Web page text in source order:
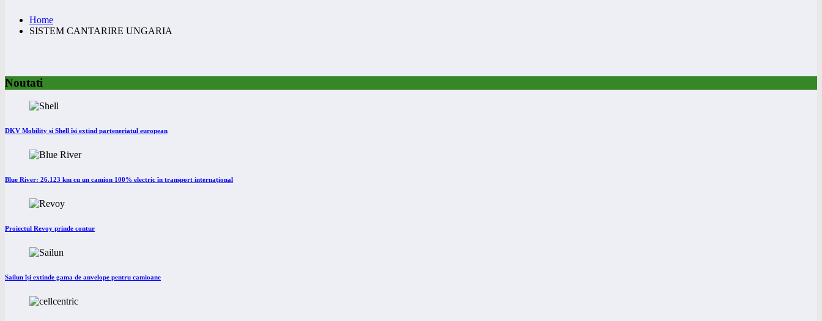
Home
SISTEM CANTARIRE UNGARIA
Noutati
DKV Mobility și Shell își extind parteneriatul european
Blue River: 26.123 km cu un camion 100% electric în transport internațional
Proiectul Revoy prinde contur
Sailun își extinde gama de anvelope pentru camioane